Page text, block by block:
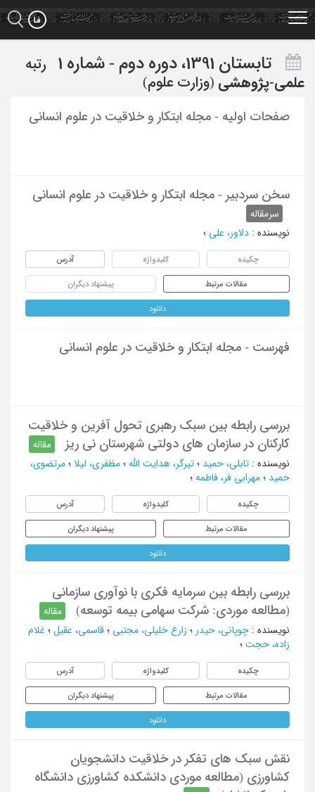
Skip
to
تابستان 1391، دوره دوم - شماره 1
رتبه
علمی-پژوهشی (وزارت علوم)
صفحات اولیه - مجله ابتکار و خلاقیت در علوم انسانی
سخن سردبیر - مجله ابتکار و خلاقیت در علوم انسانی
سرمقاله
نویسنده : دلاور، علی ؛
چکیده کلیدواژه آدرس
مقالات مرتبط پیشنهاد دیگران
دانلود
فهرست - مجله ابتکار و خلاقیت در علوم انسانی
بررسی رابطه بین سبک رهبری تحول آفرین و خلاقیت
کارکنان در سازمان های دولتی شهرستان نی ریز
مقاله
نویسنده : تابلی، حمید ؛ تیرگر، هدایت الله ؛ مظفری، لیلا ؛ مرتضوی،
حمید ؛ مهرابی فر، فاطمه ؛
چکیده کلیدواژه آدرس
مقالات مرتبط پیشنهاد دیگران
دانلود
بررسی رابطه بین سرمایه فکری با نوآوری سازمانی
(مطالعه موردی: شرکت سهامی بیمه توسعه)
مقاله
نویسنده : چوپانی، حیدر ؛ زارع خلیلی، مجتبی ؛ قاسمی، عقیل ؛ غلام
زاده، حجت ؛
چکیده کلیدواژه آدرس
مقالات مرتبط پیشنهاد دیگران
دانلود
نقش سبک های تفکر در خلاقیت دانشجویان
کشاورزی (مطالعه موردی دانشکده کشاورزی دانشگاه